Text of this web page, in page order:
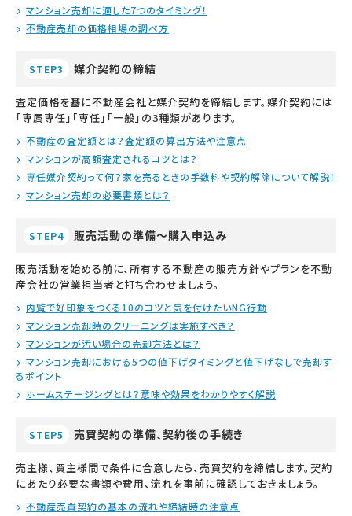
マンション売却に適した7つのタイミング！
不動産売却の価格相場の調べ方
STEP3 媒介契約の締結
査定価格を基に不動産会社と媒介契約を締結します。媒介契約には
「専属専任」「専任」「一般」の3種類があります。
不動産の査定額とは？査定額の算出方法や注意点
マンションが高額査定されるコツとは？
専任媒介契約って何？家を売るときの手数料や契約解除について解説！
マンション売却の必要書類とは？
STEP4 販売活動の準備～購入申込み
販売活動を始める前に、所有する不動産の販売方針やプランを不動
産会社の営業担当者と打ち合わせましょう。
内覧で好印象をつくる10のコツと気を付けたいNG行動
マンション売却時のクリーニングは実施すべき？
マンションが汚い場合の売却方法とは？
マンション売却における5つの値下げタイミングと値下げなしで売却す
るポイント
ホームステージングとは？意味や効果をわかりやすく解説
STEP5 売買契約の準備、契約後の手続き
売主様、買主様間で条件に合意したら、売買契約を締結します。契約
にあたり必要な書類や費用、流れを事前に確認しておきましょう。
不動産売買契約の基本の流れや締結時の注意点